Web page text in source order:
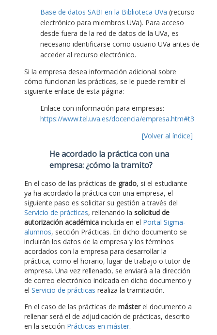
Base de datos SABI en la Biblioteca UVa (recurso
electrónico para miembros UVa). Para acceso
desde fuera de la red de datos de la UVa, es
necesario identificarse como usuario UVa antes de
acceder al recurso electrónico.
Si la empresa desea información adicional sobre
cómo funcionan las prácticas, se le puede remitir el
siguiente enlace de esta página:
Enlace con información para empresas:
https://www.tel.uva.es/docencia/empresa.htm#t3
[Volver al índice]
He acordado la práctica con una
empresa: ¿cómo la tramito?
En el caso de las prácticas de grado, si el estudiante
ya ha acordado la práctica con una empresa, el
siguiente paso es solicitar su gestión a través del
Servicio de prácticas, rellenando la solicitud de
autorización académica incluida en el Portal Sigma-
alumnos, sección Prácticas. En dicho documento se
incluirán los datos de la empresa y los términos
acordados con la empresa para desarrollar la
práctica, como el horario, lugar de trabajo o tutor de
empresa. Una vez rellenado, se enviará a la dirección
de correo electrónico indicada en dicho documento y
el Servicio de prácticas realiza la tramitación.
En el caso de las prácticas de másterel documento a
rellenar será el de adjudicación de prácticas, descrito
en la sección Prácticas en máster.